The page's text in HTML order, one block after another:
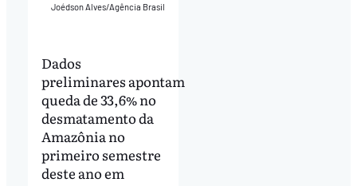
Joédson Alves/Agência Brasil
Dados
preliminares apontam
queda de 33,6% no
desmatamento da
Amazônia no
primeiro semestre
deste ano em